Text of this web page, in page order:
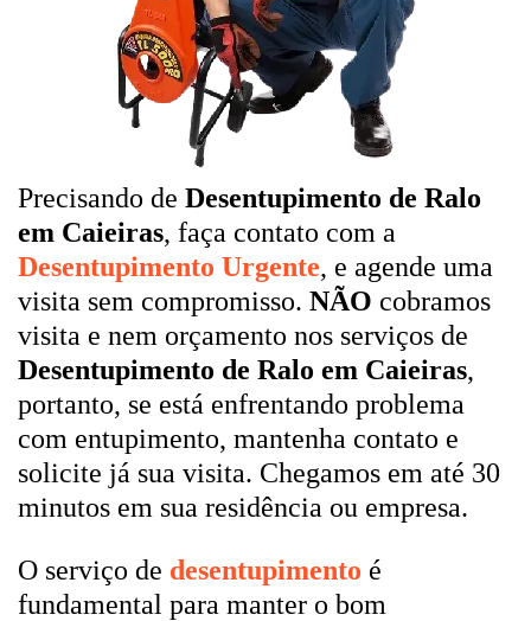
Precisando de Desentupimento de Ralo
em Caieiras, faça contato com a
Desentupimento Urgente, e agende uma
visita sem compromisso. NÃO cobramos
visita e nem orçamento nos serviços de
Desentupimento de Ralo em Caieiras,
portanto, se está enfrentando problema
com entupimento, mantenha contato e
solicite já sua visita. Chegamos em até 30
minutos em sua residência ou empresa.
O serviço de desentupimento é
fundamental para manter o bom